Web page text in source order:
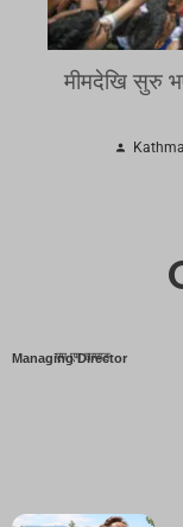
मीमदेखि सुरु
Managing Director
एम एम तामाङ